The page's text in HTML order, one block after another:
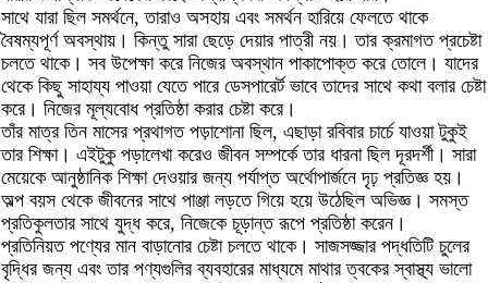
সাথে যারা ছিল সমর্থনে, তারাও অসহায় এবং সমর্থন হারিয়ে ফেলতে থাকে
বৈষম্যপূর্ণ অবস্থায়। কিন্তু সারা ছেড়ে দেয়ার পাত্রী নয়। তার ক্রমাগত প্রচেষ্টা
চলতে থাকে। সব উপেক্ষা করে নিজের অবস্থান পাকাপোক্ত করে তোলে। যাদের
থেকে কিছু সাহায্য পাওয়া যেতে পারে ডেসপারের্ট ভাবে তাদের সাথে কথা বলার চেষ্টা
করে। নিজের মূল্যবোধ প্রতিষ্ঠা করার চেষ্টা করে।
তাঁর মাত্র তিন মাসের প্রথাগত পড়াশোনা ছিল, এছাড়া রবিবার চার্চে যাওয়া টুকুই
তার শিক্ষা। এইটুকু পড়ালেখা করেও জীবন সম্পর্কে তার ধারনা ছিল দূরদর্শী। সারা
মেয়েকে আনুষ্ঠানিক শিক্ষা দেওয়ার জন্য পর্যাপ্ত অর্থোপার্জনে দৃঢ় প্রতিজ্ঞ হয়।
অল্প বয়স থেকে জীবনের সাথে পাঞ্জা লড়তে গিয়ে হয়ে উঠেছিল অভিজ্ঞ। সমস্ত
প্রতিকুলতার সাথে যুদ্ধ করে, নিজেকে চূড়ান্ত রূপে প্রতিষ্ঠা করেন।
প্রতিনিয়ত পণ্যের মান বাড়ানোর চেষ্টা চলতে থাকে। সাজসজ্জার পদ্ধতিটি চুলের
বৃদ্ধির জন্য এবং তার পণ্যগুলির ব্যবহারের মাধ্যমে মাথার ত্বকের স্বাস্থ্য ভালো